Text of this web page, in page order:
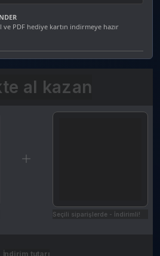
ve PDF hediye kartın indirmeye hazır
al kazan
Seçili siparişlerde - İndirimli!
İndirim tutarı